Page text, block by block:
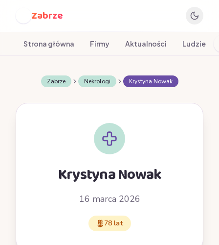
Zabrze
Strona główna Firmy Aktualności Ludzie
Zabrze Nekrologi Krystyna Nowak
Krystyna Nowak
16 marca 2026
78 lat